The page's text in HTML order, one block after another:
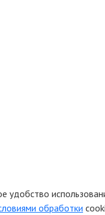
удобство
обработки